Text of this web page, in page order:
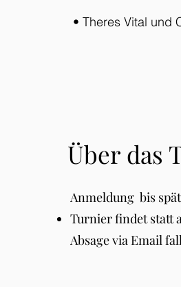
• Theres Vital und
Über das
Anmeldung bis
Turnier findet statt
Absage via Email